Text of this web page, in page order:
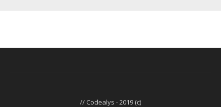
// Codealys - 2019 (c)